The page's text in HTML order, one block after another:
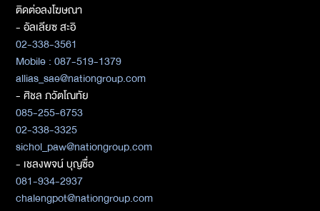
ติดต่อลงโฆษณา
- อัลเลียซ สะอิ
02-338-3561
Mobile : 087-519-1379
allias_sae@nationgroup.com
- ศิชล ภวัตโณทัย
085-255-6753
02-338-3325
sichol_paw@nationgroup.com
- เชลงพจน์ บุญซื่อ
081-934-2937
chalengpot@nationgroup.com